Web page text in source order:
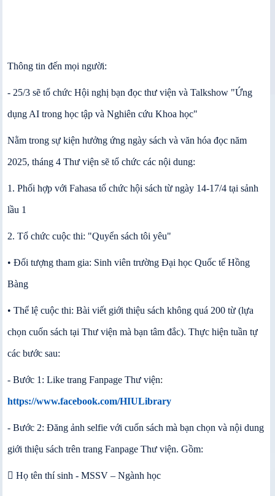
Thông tin đến mọi người:
- 25/3 sẽ tổ chức Hội nghị bạn đọc thư viện và Talkshow "Ứng
dụng AI trong học tập và Nghiên cứu Khoa học"
Nằm trong sự kiện hưởng ứng ngày sách và văn hóa đọc năm
2025, tháng 4 Thư viện sẽ tổ chức các nội dung:
1. Phối hợp với Fahasa tổ chức hội sách từ ngày 14-17/4 tại sảnh
lầu 1
2. Tổ chức cuộc thi: "Quyển sách tôi yêu"
• Đối tượng tham gia: Sinh viên trường Đại học Quốc tế Hồng
Bàng
• Thể lệ cuộc thi: Bài viết giới thiệu sách không quá 200 từ (lựa
chọn cuốn sách tại Thư viện mà bạn tâm đắc). Thực hiện tuần tự
các bước sau:
- Bước 1: Like trang Fanpage Thư viện:
https://www.facebook.com/HIULibrary
- Bước 2: Đăng ảnh selfie với cuốn sách mà bạn chọn và nội dung
giới thiệu sách trên trang Fanpage Thư viện. Gồm:
 Họ tên thí sinh - MSSV – Ngành học